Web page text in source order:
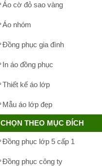
Áo cờ đỏ sao vàng
Áo nhóm
Đồng phục gia đình
In áo đồng phục
Thiết kế áo lớp
Mẫu áo lớp đẹp
CHỌN THEO MỤC ĐÍCH
Đồng phục lớp 5 cấp 1
Đồng phục công ty